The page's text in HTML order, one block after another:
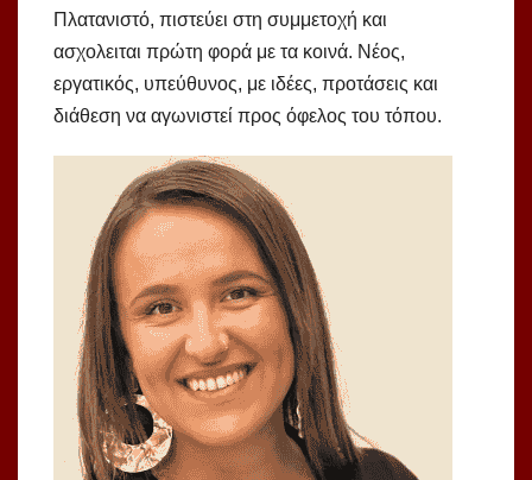
Πλατανιστό, πιστεύει στη συμμετοχή και
ασχολειται πρώτη φορά με τα κοινά. Νέος,
εργατικός, υπεύθυνος, με ιδέες, προτάσεις και
διάθεση να αγωνιστεί προς όφελος του τόπου.